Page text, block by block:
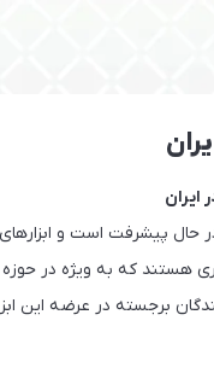
ایران
حال پیشرفت است و
هستند که به ویژه در
برجسته در عرضه این